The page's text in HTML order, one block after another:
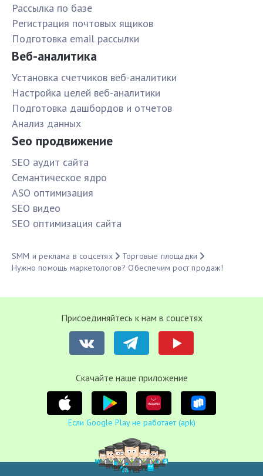
Рассылка по базе
Pегистрация почтовых ящиков
Подготовка email рассылки
Веб-аналитика
Установка счетчиков веб-аналитики
Настройка целей веб-аналитики
Подготовка дашбордов и отчетов
Анализ данных
Seo продвижение
SЕО аудит сайта
Семантическое ядро
ASO оптимизация
SЕО видео
SЕО оптимизация сайта
SMM и реклама в соцсетях
Торговые площадки
Нужно помощь маркетологов? Обеспечим рост продаж!
Присоединяйтесь к нам в соцсетях
Cкачайте наше приложение
Если Google Play не работает (apk)